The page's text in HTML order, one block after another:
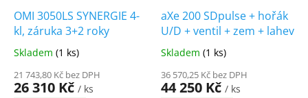
ů
OMI 3050LS SYNERGIE 4-
kl, záruka 3+2 roky
Skladem (1 ks)
21 743,80 Kč bez DPH
26 310 Kč / ks
aXe 200 SDpulse + hořák
U/D + ventil + zem + lahev
Skladem (1 ks)
36 570,25 Kč bez DPH
44 250 Kč / ks